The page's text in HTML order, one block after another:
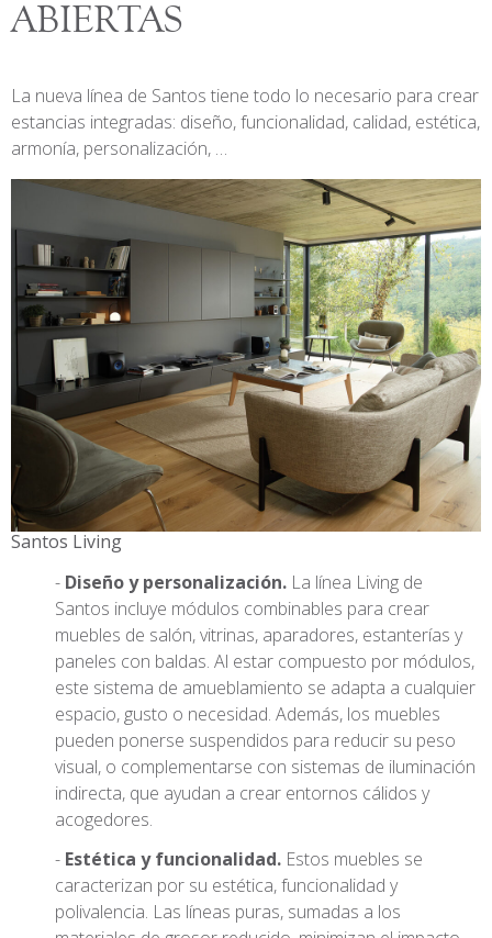
ABIERTAS
La nueva línea de Santos tiene todo lo necesario para crear
estancias integradas: diseño, funcionalidad, calidad, estética,
armonía, personalización, …
Santos Living
Diseño y personalización. La línea Living de
Santos incluye módulos combinables para crear
muebles de salón, vitrinas, aparadores, estanterías y
paneles con baldas. Al estar compuesto por módulos,
este sistema de amueblamiento se adapta a cualquier
espacio, gusto o necesidad. Además, los muebles
pueden ponerse suspendidos para reducir su peso
visual, o complementarse con sistemas de iluminación
indirecta, que ayudan a crear entornos cálidos y
acogedores.
Estética y funcionalidad. Estos muebles se
caracterizan por su estética, funcionalidad y
polivalencia. Las líneas puras, sumadas a los